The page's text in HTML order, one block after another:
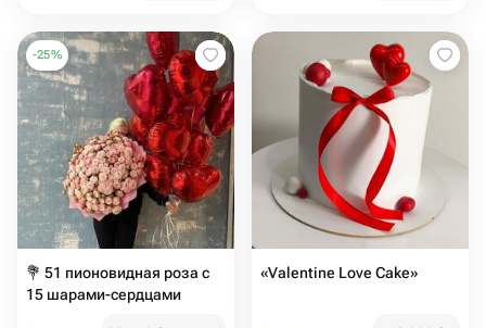
-25%
💐 51 пионовидная роза с
15 шарами-сердцами
«Valentine Love Cake»